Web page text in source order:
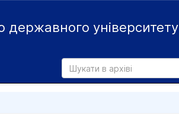
державного університету